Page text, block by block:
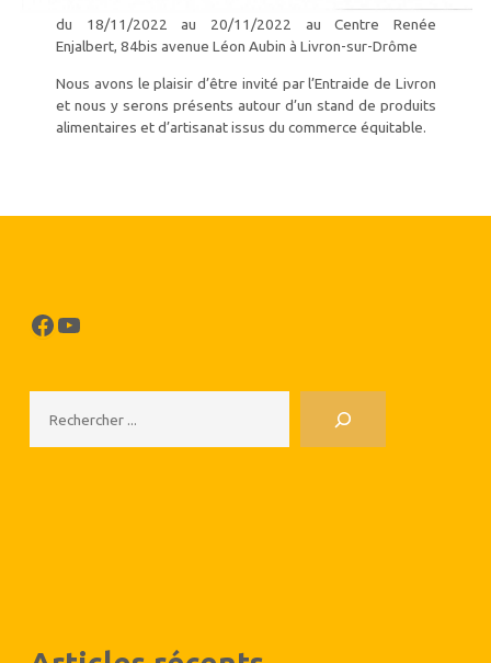
du 18/11/2022 au 20/11/2022 au Centre Renée
Enjalbert, 84bis avenue Léon Aubin à Livron-sur-Drôme
Nous avons le plaisir d’être invité par l’Entraide de Livron
et nous y serons présents autour d’un stand de produits
alimentaires et d’artisanat issus du commerce équitable.
Facebook
YouTube